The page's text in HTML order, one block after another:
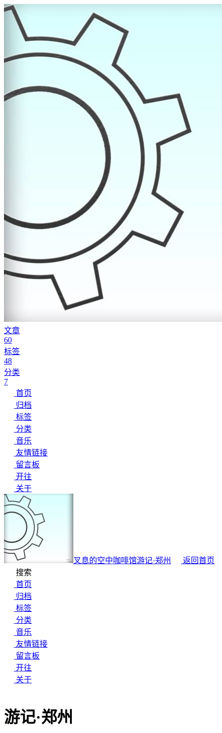
文章
60
标签
48
分类
7
首页
归档
标签
分类
音乐
友情链接
留言板
开往
关于
叉息的空中咖啡馆游记·郑州
返回首页
搜索
首页
归档
标签
分类
音乐
友情链接
留言板
开往
关于
游记·郑州